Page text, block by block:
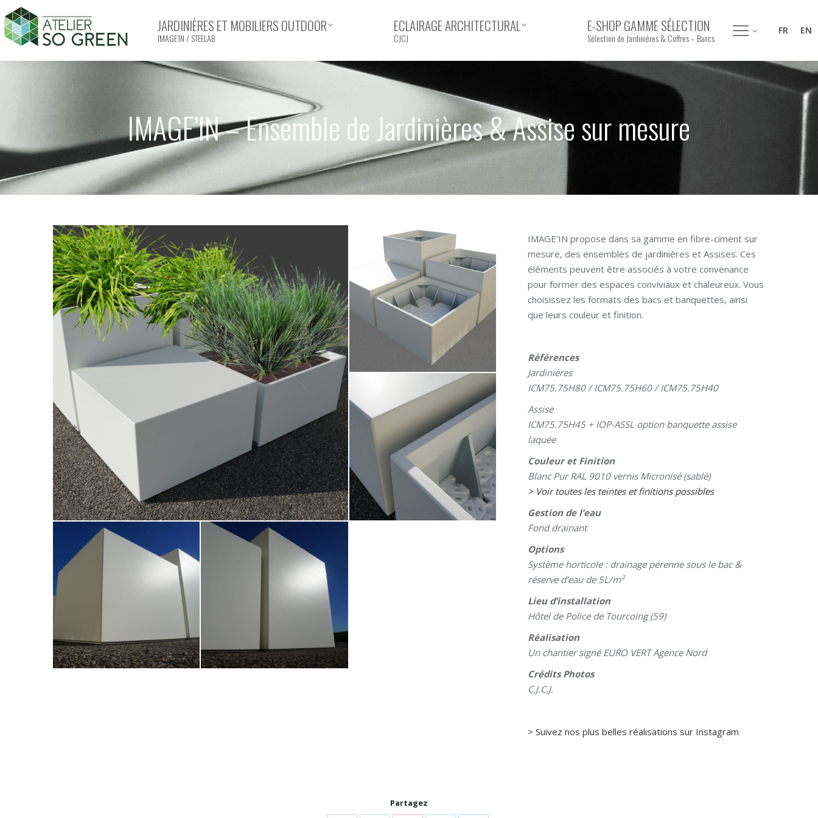
JARDINIÈRES ET MOBILIERS OUTDOOR
IMAGE’IN / STEELAB
ECLAIRAGE ARCHITECTURAL
CJCJ
E-SHOP GAMME SÉLECTION
Sélection de Jardinières & Coffres – Bancs
FR EN
IMAGE’IN – Ensemble de Jardinières & Assise sur mesure
IMAGE’IN propose dans sa gamme en fibre-ciment sur
mesure, des ensembles de jardinières et Assises. Ces
éléments peuvent être associés à votre convenance
pour former des espaces conviviaux et chaleureux. Vous
choisissez les formats des bacs et banquettes, ainsi
que leurs couleur et finition.
Références
Jardinières
ICM75.75H80 / ICM75.75H60 / ICM75.75H40
Assise
ICM75.75H45 + IOP-ASSL option banquette assise
laquée
Couleur et Finition
Blanc Pur RAL 9010 vernis Micronisé (sablé)
> Voir toutes les teintes et finitions possibles
Gestion de l’eau
Fond drainant
Options
Système horticole : drainage pérenne sous le bac &
réserve d’eau de 5L/m²
Lieu d’installation
Hôtel de Police de Tourcoing (59)
Réalisation
Un chantier signé EURO VERT Agence Nord
Crédits Photos
C.J.C.J.
> Suivez nos plus belles réalisations sur Instagram
Partagez